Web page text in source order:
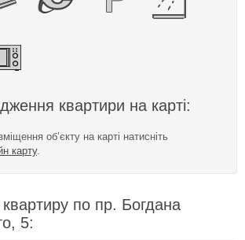
квартири на карті:
об’єкту на карті натисніть
карту.
по пр. Богдана
5: